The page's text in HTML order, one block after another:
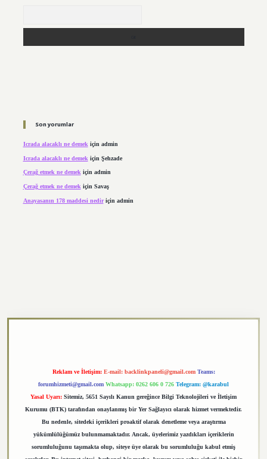
Son yorumlar
Icrada alacaklı ne demek için admin
Icrada alacaklı ne demek için Şehzade
Çerağ etmek ne demekiçin admin
Çerağ etmek ne demek için Savaş
Anayasanın 178 maddesi nediriçin admin
Reklam ve İletişim: E-mail: backlinkpaneli@gmail.com Teams:
forumhizmeti@gmail.com Whatsapp: 0262 606 0 726 Telegram: @karabul
Yasal Uyarı: Sitemiz, 5651 Sayılı Kanun gereğince Bilgi Teknolojileri ve İletişim
Kurumu (BTK) tarafından onaylanmış bir Yer Sağlayıcı olarak hizmet vermektedir.
Bu nedenle, sitedeki içerikleri proaktif olarak denetleme veya araştırma
yükümlülüğümüz bulunmamaktadır. Ancak, üyelerimiz yazdıkları içeriklerin
sorumluluğunu taşımakta olup, siteye üye olarak bu sorumluluğu kabul etmiş